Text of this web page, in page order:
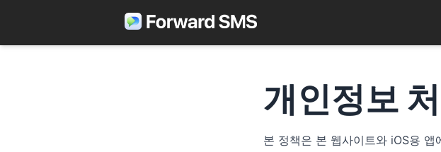
개인정보
본 정책은 본 웹사이트와 iOS용